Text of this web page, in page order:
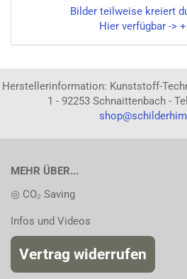
Bilder teilweise kreiert
Hier verfügbar ->
Herstellerinformation: Kunststoff-
1 - 92253 Schnaittenbach -
MEHR ÜBER...
◎ CO₂ Saving
Infos und Videos
Vertrag widerrufen